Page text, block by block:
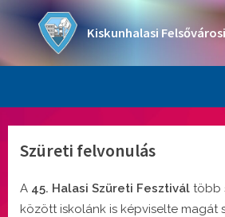
content
Kiskunhalasi
Szüreti felvonulás
A 45. Halasi Szüreti Fesztivál több
között iskolánk is képviselte magát